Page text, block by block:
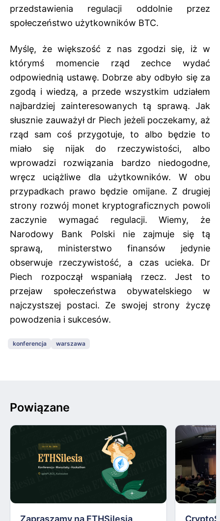
przedstawienia regulacji oddolnie przez
społeczeństwo użytkowników BTC.
Myślę, że większość z nas zgodzi się, iż w
którymś momencie rząd zechce wydać
odpowiednią ustawę. Dobrze aby odbyło się za
zgodą i wiedzą, a przede wszystkim udziałem
najbardziej zainteresowanych tą sprawą. Jak
słusznie zauważył dr Piech jeżeli poczekamy, aż
rząd sam coś przygotuje, to albo będzie to
miało się nijak do rzeczywistości, albo
wprowadzi rozwiązania bardzo niedogodne,
wręcz uciążliwe dla użytkowników. W obu
przypadkach prawo będzie omijane. Z drugiej
strony rozwój monet kryptograficznych powoli
zaczynie wymagać regulacji. Wiemy, że
Narodowy Bank Polski nie zajmuje się tą
sprawą, ministerstwo finansów jedynie
obserwuje rzeczywistość, a czas ucieka. Dr
Piech rozpoczął wspaniałą rzecz. Jest to
przejaw społeczeństwa obywatelskiego w
najczystszej postaci. Ze swojej strony życzę
powodzenia i sukcesów.
konferencja warszawa
Powiązane